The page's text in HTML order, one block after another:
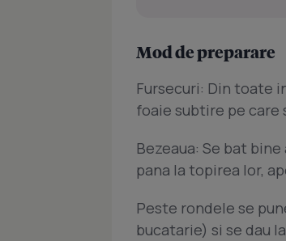
Mod de preparare
Fursecuri: Din toate
foaie subtire pe care
Bezeaua: Se bat
pana la topirea lor,
Peste rondele se
bucatarie) si se dau